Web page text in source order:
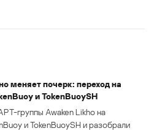
меняет почерк: переход на
и TokenBuoySH
группы Awaken Likho на
и TokenBuoySH и разобрали